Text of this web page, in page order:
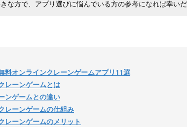
な方で、アプリ選びに悩んでいる方の参考になれば幸いだ
料オンラインクレーンゲームアプリ11選
レーンゲームとは
ンゲームとの違い
レーンゲームの仕組み
レーンゲームのメリット